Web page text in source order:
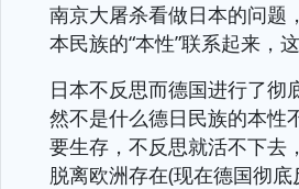
南京大屠杀看做日本的问题
本民族的“本性”联系起来，
日本不反思而德国进行了彻
然不是什么德日民族的本性
要生存，不反思就活不下去
脱离欧洲存在(现在德国彻